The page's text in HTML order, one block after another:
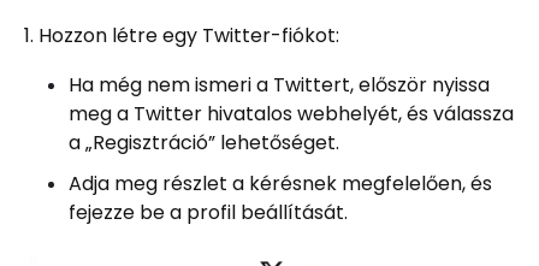
1. Hozzon létre egy Twitter-fiókot:
Ha még nem ismeri a Twittert, először nyissa
meg a Twitter hivatalos webhelyét, és válassza
a „Regisztráció” lehetőséget.
Adja meg részlet a kérésnek megfelelően, és
fejezze be a profil beállítását.